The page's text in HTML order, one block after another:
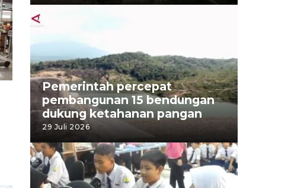
Pemerintah percepat
pembangunan 15 bendungan
dukung ketahanan pangan
29 Juli 2026